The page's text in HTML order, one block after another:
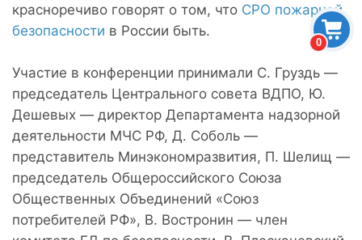
0
красноречиво говорят о том, что СРО пожарной
безопасности в России быть.
Участие в конференции принимали С. Груздь —
председатель Центрального совета ВДПО, Ю.
Дешевых — директор Департамента надзорной
деятельности МЧС РФ, Д. Соболь —
представитель Минэкономразвития, П. Шелищ —
председатель Общероссийского Союза
Общественных Объединений «Союз
потребителей РФ», В. Востронин — член